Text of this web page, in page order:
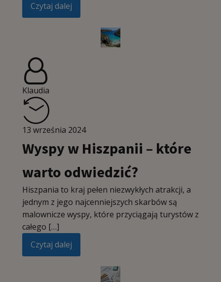
Czytaj dalej
Klaudia
13 września 2024
Wyspy w Hiszpanii – które
warto odwiedzić?
Hiszpania to kraj pełen niezwykłych atrakcji, a
jednym z jego najcenniejszych skarbów są
malownicze wyspy, które przyciągają turystów z
całego […]
Czytaj dalej